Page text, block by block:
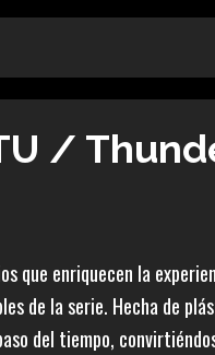
/
que enriquecen la
de la serie. Hecha de
del tiempo,